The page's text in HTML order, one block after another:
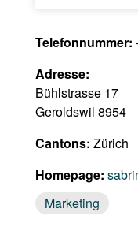
Telefonnummer:
Adresse:
Bühlstrasse 17
Geroldswil 8954
Cantons: Zürich
Homepage:
Marketing